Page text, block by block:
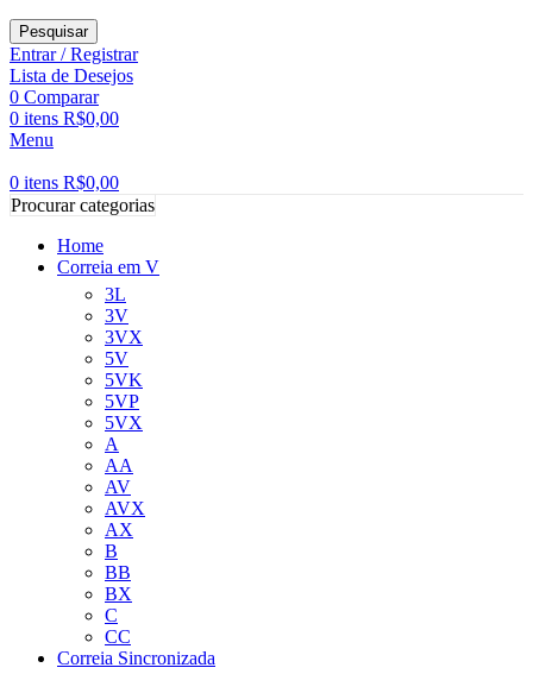
Pesquisar
Entrar / Registrar
Lista de Desejos
0 Comparar
0 itens R$0,00
Menu
0 itens R$0,00
Procurar categorias
Home
Correia em V
3L
3V
3VX
5V
5VK
5VP
5VX
A
AA
AV
AVX
AX
B
BB
BX
C
CC
Correia Sincronizada